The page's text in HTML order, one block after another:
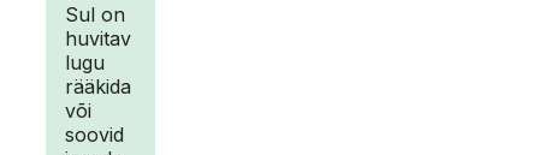
Sul on
huvitav
lugu
rääkida
või
soovid